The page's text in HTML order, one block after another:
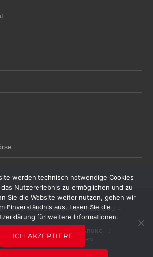
AWO KREISVERBAND BREISGAU –
UND EMMENDINGEN E.V.
DATENSCHUTZERKLÄRUNG
INTERN
werden technisch notwendige Cookies
Nutzererlebnis zu ermöglichen und zu
Sie die Website weiter nutzen, gehen wir
Einverständnis aus. Lesen Sie die
für weitere Informationen.
ICH AKZEPTIERE